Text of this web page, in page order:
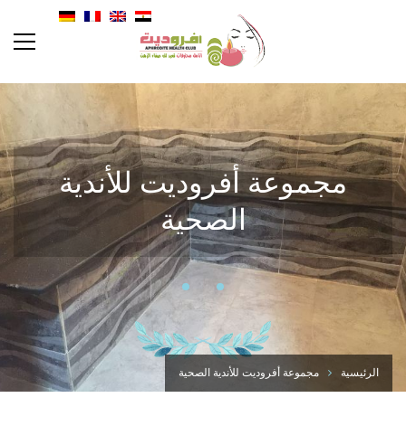
مجموعة أفروديت للأندية
الصحية
الرئيسية مجموعة أفروديت للأندية الصحية